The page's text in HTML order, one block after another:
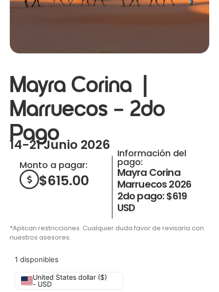
Mayra Corina |
Marruecos – 2do
Pago
14-21 Junio 2026
Monto a pagar:
$615.00
Información del
pago:
Mayra Corina
Marruecos 2026
2do pago: $619
USD
*Aplican restricciones. Cualquier duda favor de revisarla con
nuestros asesores.
1 disponibles
United States dollar ($)
- USD